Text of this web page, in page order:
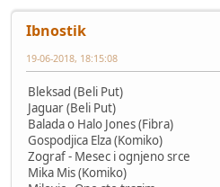
Ibnostik
19-06-2018, 18:15:08
Bleksad (Beli Put)
Jaguar (Beli Put)
Balada o Halo Jones (Fibra)
Gospodjica Elza (Komiko)
Zograf - Mesec i ognjeno srce
Mika Mis (Komiko)